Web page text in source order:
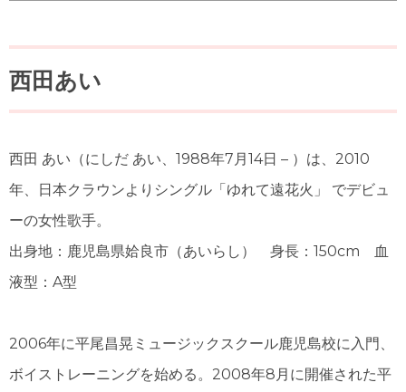
西田あい
西田 あい （にしだ あい、1988年7月14日 – ）は、2010
年、日本クラウンよりシングル 「ゆれて遠花火」 でデビュ
ーの女性歌手。
出身地：鹿児島県姶良市（あいらし） 身長：150cm 血
液型：A型
2006年に平尾昌晃ミュージックスクール鹿児島校に入門、
ボイストレーニングを始める。2008年8月に開催された平